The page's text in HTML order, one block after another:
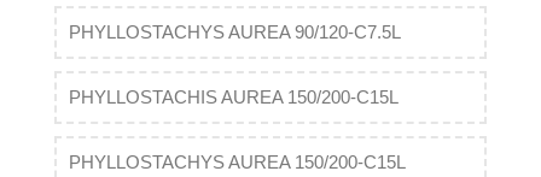
PHYLLOSTACHYS AUREA 90/120-C7.5L
PHYLLOSTACHIS AUREA 150/200-C15L
PHYLLOSTACHYS AUREA 150/200-C15L